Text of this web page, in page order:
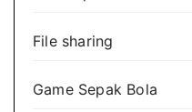
File sharing
Game Sepak Bola